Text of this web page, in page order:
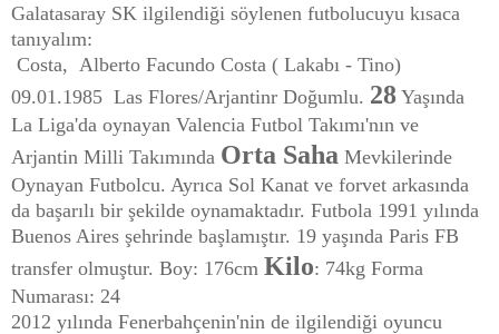
Galatasaray SK ilgilendiği söylenen futbolucuyu kısaca
tanıyalım:
Costa, Alberto Facundo Costa ( Lakabı - Tino)
09.01.1985 Las Flores/Arjantinr Doğumlu. 28 Yaşında
La Liga'da oynayan Valencia Futbol Takımı'nın ve
Arjantin Milli Takımında Orta Saha Mevkilerinde
Oynayan Futbolcu. Ayrıca Sol Kanat ve forvet arkasında
da başarılı bir şekilde oynamaktadır. Futbola 1991 yılında
Buenos Aires şehrinde başlamıştır. 19 yaşında Paris FB
transfer olmuştur. Boy: 176cm Kilo: 74kg Forma
Numarası: 24
2012 yılında Fenerbahçenin'nin de ilgilendiği oyuncu